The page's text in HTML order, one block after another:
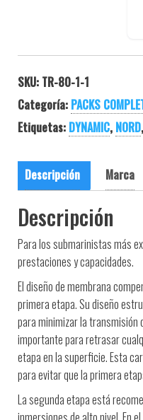
SKU: TR-80-1-1
Categoría: PACKS
Etiquetas: DYNAMIC, NORD,
Descripción Marca
Descripción
Para los submarinistas más
prestaciones y capacidades.
El diseño de membrana
primera etapa. Su diseño
para minimizar la
importante para retrasar
etapa en la superficie. Esta
para evitar que la primera
La segunda etapa está